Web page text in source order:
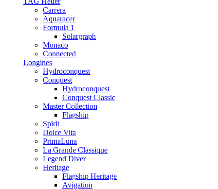
Carrera
Aquaracer
Formula 1
Solargraph
Monaco
Connected
Longines
Hydroconquest
Conquest
Hydroconquest
Conquest Classic
Master Collection
Flagship
Spirit
Dolce Vita
PrimaLuna
La Grande Classique
Legend Diver
Heritage
Flagship Heritage
Avigation